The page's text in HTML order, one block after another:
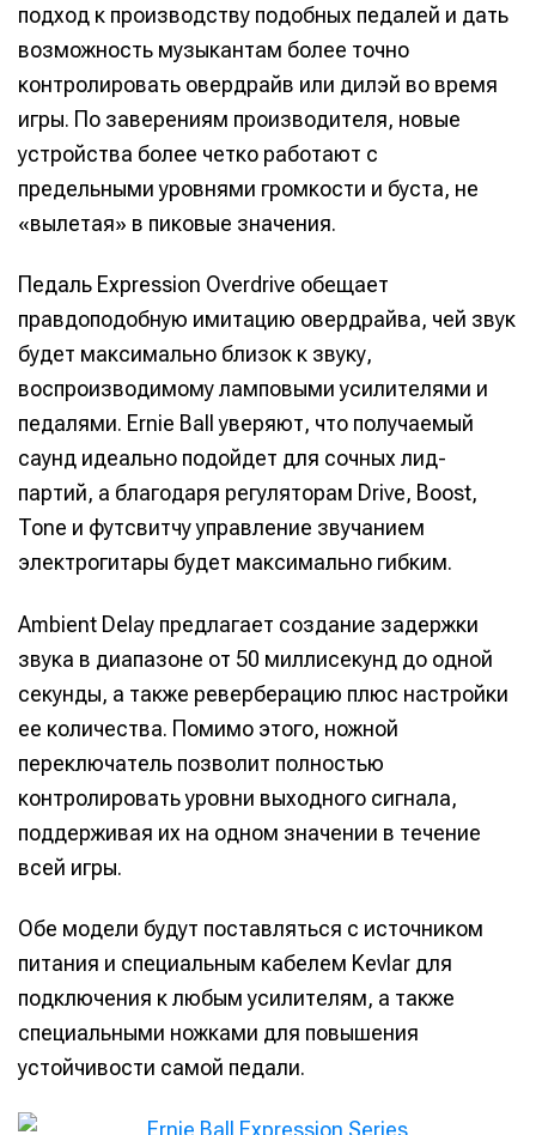
подход к производству подобных педалей и дать
возможность музыкантам более точно
контролировать овердрайв или дилэй во время
игры. По заверениям производителя, новые
устройства более четко работают с
предельными уровнями громкости и буста, не
«вылетая» в пиковые значения.
Педаль Expression Overdrive обещает
правдоподобную имитацию овердрайва, чей звук
будет максимально близок к звуку,
воспроизводимому ламповыми усилителями и
педалями. Ernie Ball уверяют, что получаемый
саунд идеально подойдет для сочных лид-
партий, а благодаря регуляторам Drive, Boost,
Tone и футсвитчу управление звучанием
электрогитары будет максимально гибким.
Ambient Delay предлагает создание задержки
звука в диапазоне от 50 миллисекунд до одной
секунды, а также реверберацию плюс настройки
ее количества. Помимо этого, ножной
переключатель позволит полностью
контролировать уровни выходного сигнала,
поддерживая их на одном значении в течение
всей игры.
Обе модели будут поставляться с источником
питания и специальным кабелем Kevlar для
подключения к любым усилителям, а также
специальными ножками для повышения
устойчивости самой педали.